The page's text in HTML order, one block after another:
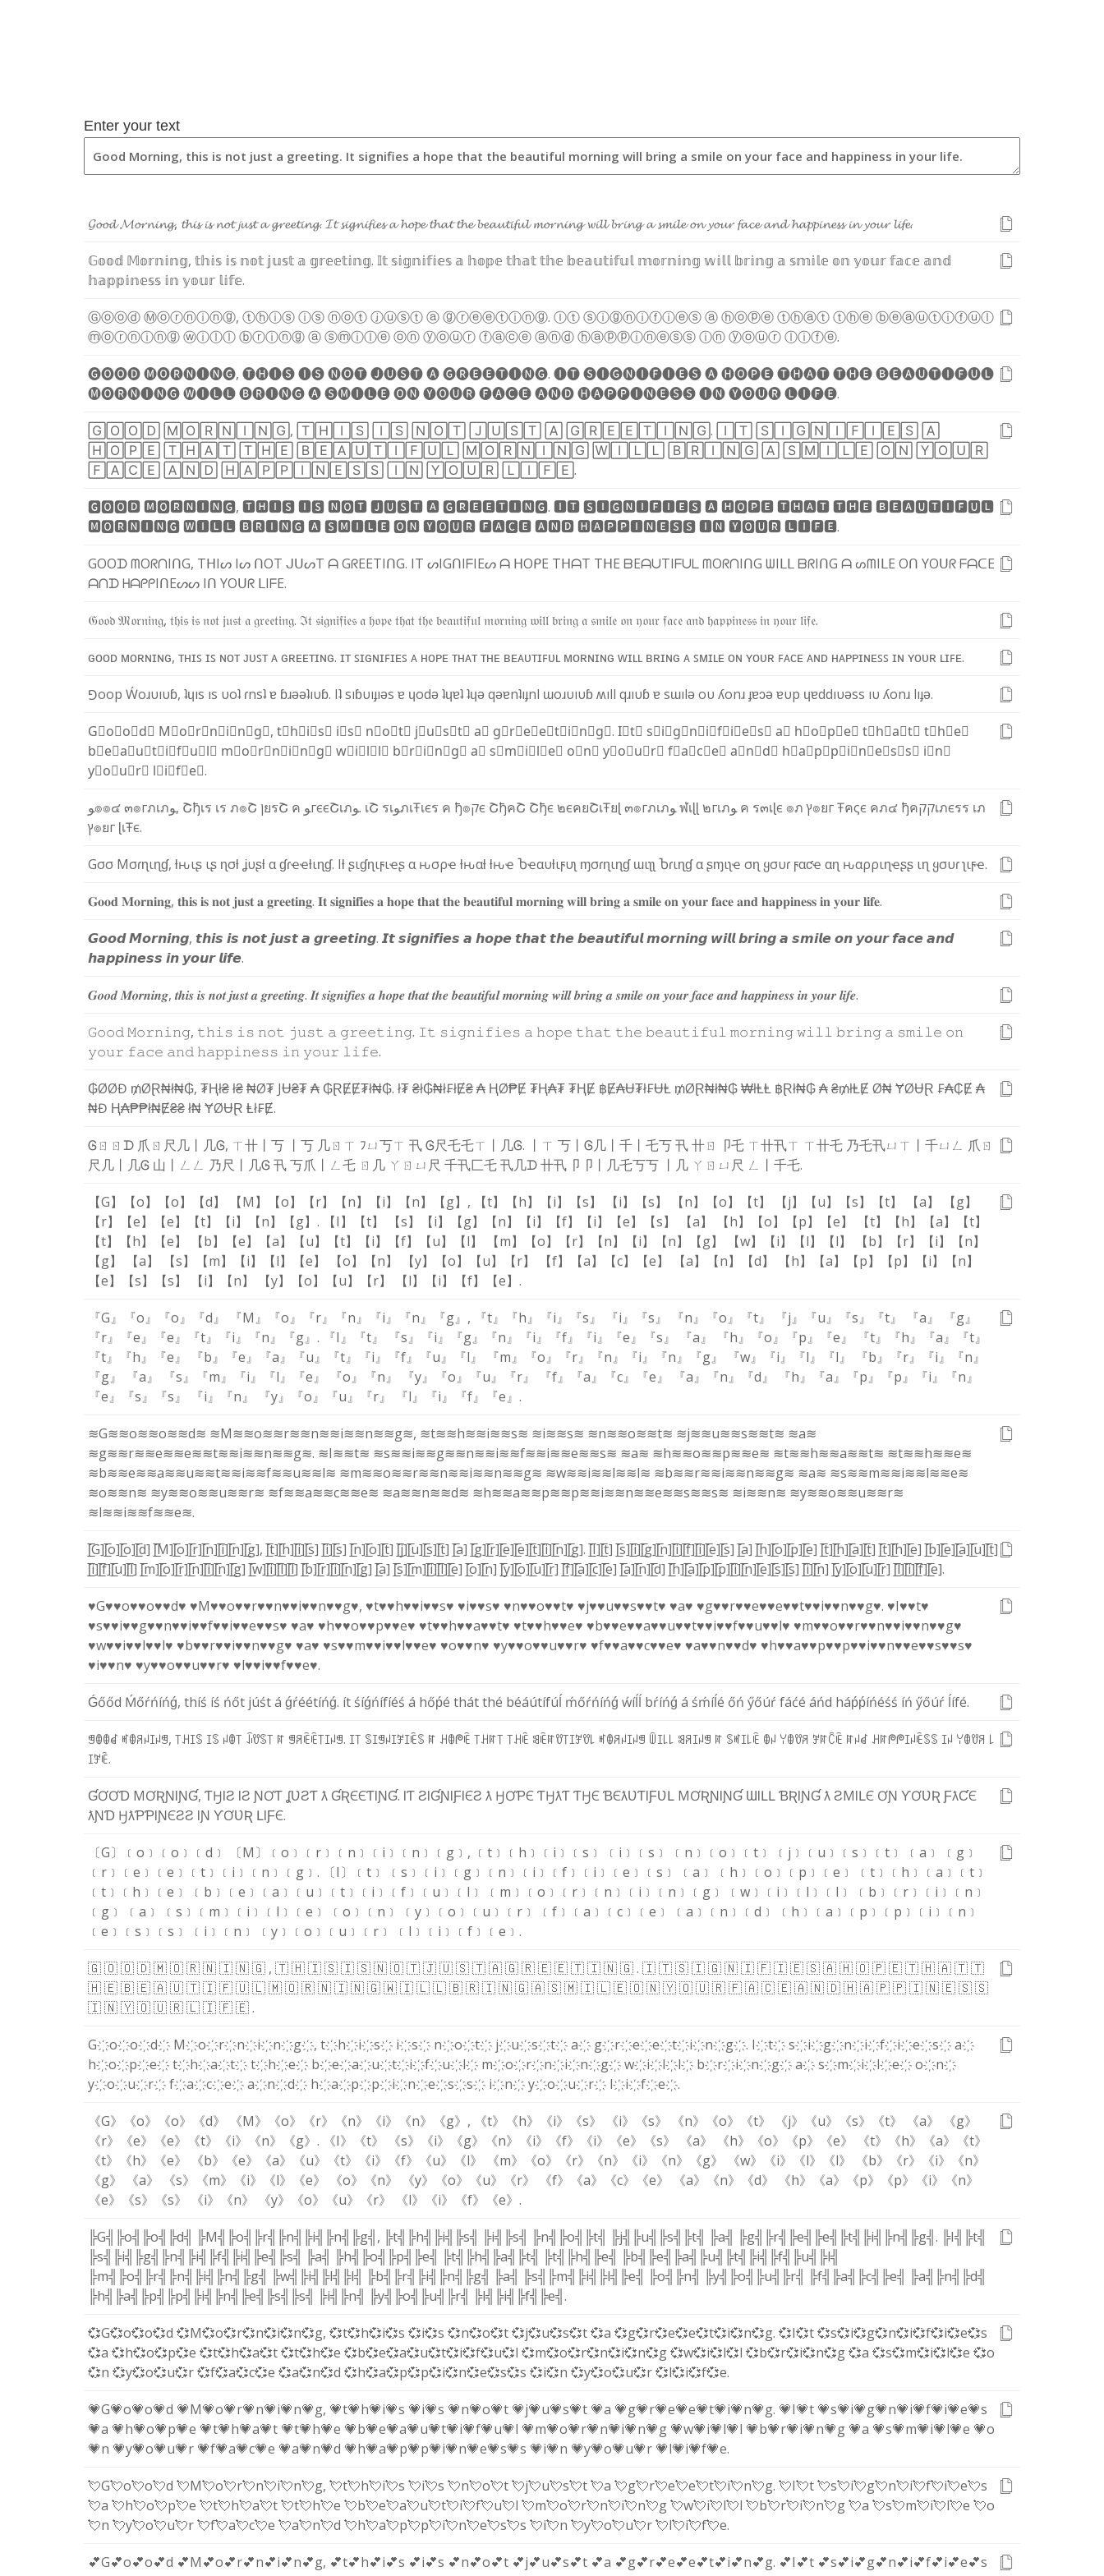
Enter your text
𝓖𝓸𝓸𝓭𝓜𝓸𝓻𝓷𝓲𝓷𝓰, 𝓽𝓱𝓲𝓼 𝓲𝓼 𝓷𝓸𝓽 𝓳𝓾𝓼𝓽 𝓪 𝓰𝓻𝓮𝓮𝓽𝓲𝓷𝓰.𝓘𝓽 𝓼𝓲𝓰𝓷𝓲𝓯𝓲𝓮𝓼 𝓪 𝓱𝓸𝓹𝓮 𝓽𝓱𝓪𝓽 𝓽𝓱𝓮 𝓫𝓮𝓪𝓾𝓽𝓲𝓯𝓾𝓵 𝓶𝓸𝓻𝓷𝓲𝓷𝓰 𝔀𝓲𝓵𝓵 𝓫𝓻𝓲𝓷𝓰 𝓪 𝓼𝓶𝓲𝓵𝓮 𝓸𝓷 𝔂𝓸𝓾𝓻 𝓯𝓪𝓬𝓮 𝓪𝓷𝓭 𝓱𝓪𝓹𝓹𝓲𝓷𝓮𝓼𝓼 𝓲𝓷 𝔂𝓸𝓾𝓻 𝓵𝓲𝓯𝓮.
𝔾𝕠𝕠𝕕 𝕄𝕠𝕣𝕟𝕚𝕟𝕘, 𝕥𝕙𝕚𝕤 𝕚𝕤 𝕟𝕠𝕥 𝕛𝕦𝕤𝕥 𝕒 𝕘𝕣𝕖𝕖𝕥𝕚𝕟𝕘. 𝕀𝕥 𝕤𝕚𝕘𝕟𝕚𝕗𝕚𝕖𝕤 𝕒 𝕙𝕠𝕡𝕖 𝕥𝕙𝕒𝕥𝕥𝕙𝕖 𝕓𝕖𝕒𝕦𝕥𝕚𝕗𝕦𝕝 𝕞𝕠𝕣𝕟𝕚𝕟𝕘 𝕨𝕚𝕝𝕝 𝕓𝕣𝕚𝕟𝕘 𝕒 𝕤𝕞𝕚𝕝𝕖 𝕠𝕟 𝕪𝕠𝕦𝕣𝕗𝕒𝕔𝕖 𝕒𝕟𝕕
𝕙𝕒𝕡𝕡𝕚𝕟𝕖𝕤𝕤 𝕚𝕟 𝕪𝕠𝕦𝕣 𝕝𝕚𝕗𝕖.
ⒼⓞⓞⓓⓂⓞⓡⓝⓘⓝⓖ, ⓣⓗⓘⓢⓘⓢⓝⓞⓣⓙⓤⓢⓣⓐⓖⓡⓔⓔⓣⓘⓝⓖ. Ⓘⓣⓢⓘⓖⓝⓘⓕⓘⓔⓢⓐⓗⓞⓟⓔⓣⓗⓐⓣⓣⓗⓔⓑⓔⓐⓤⓣⓘⓕⓤⓛ
ⓜⓞⓡⓝⓘⓝⓖⓦⓘⓛⓛⓑⓡⓘⓝⓖⓐⓢⓜⓘⓛⓔⓞⓝⓨⓞⓤⓡⓕⓐⓒⓔⓐⓝⓓⓗⓐⓟⓟⓘⓝⓔⓢⓢⓘⓝⓨⓞⓤⓡⓛⓘⓕⓔ.
🅖🅞🅞🅓🅜🅞🅡🅝🅘🅝🅖, 🅣🅗🅘🅢🅘🅢🅝🅞🅣🅙🅤🅢🅣🅐🅖🅡🅔🅔🅣🅘🅝🅖. 🅘🅣🅢🅘🅖🅝🅘🅕🅘🅔🅢🅐🅗🅞🅟🅔🅣🅗🅐🅣🅣🅗🅔🅑🅔🅐🅤🅣🅘🅕🅤🅛
🅜🅞🅡🅝🅘🅝🅖🅦🅘🅛🅛🅑🅡🅘🅝🅖🅐🅢🅜🅘🅛🅔🅞🅝🅨🅞🅤🅡🅕🅐🅒🅔🅐🅝🅓🅗🅐🅟🅟🅘🅝🅔🅢🅢🅘🅝🅨🅞🅤🅡🅛🅘🅕🅔.
🄶 🄾 🄾 🄳 🄼 🄾 🅁 🄽 🄸 🄽 🄶 , 🅃 🄷 🄸 🅂 🄸 🅂 🄽 🄾 🅃 🄹 🅄 🅂 🅃 🄰 🄶 🅁 🄴 🄴 🅃 🄸 🄽 🄶 . 🄸 🅃 🅂 🄸 🄶 🄽 🄸 🄵 🄸 🄴 🅂
🄰
🄷 🄾 🄿 🄴 🅃 🄷 🄰 🅃 🅃 🄷 🄴 🄱 🄴 🄰 🅄 🅃 🄸 🄵 🅄 🄻 🄼 🄾 🅁 🄽 🄸 🄽 🄶 🅆 🄸 🄻 🄻 🄱 🅁 🄸 🄽 🄶 🄰 🅂 🄼 🄸 🄻 🄴 🄾 🄽 🅈 🄾 🅄 🅁
🄵 🄰 🄲 🄴 🄰 🄽 🄳 🄷 🄰 🄿 🄿 🄸 🄽 🄴 🅂 🅂 🄸 🄽 🅈 🄾 🅄 🅁 🄻 🄸 🄵 🄴 .
🅶🅾🅾🅳🅼🅾🆁🅽🅸🅽🅶, 🆃🅷🅸🆂🅸🆂🅽🅾🆃🅹🆄🆂🆃🅰🅶🆁🅴🅴🆃🅸🅽🅶. 🅸🆃🆂🅸🅶🅽🅸🅵🅸🅴🆂🅰🅷🅾🅿🅴🆃🅷🅰🆃🆃🅷🅴🅱🅴🅰🆄🆃🅸🅵🆄🅻
🅼🅾🆁🅽🅸🅽🅶🆆🅸🅻🅻🅱🆁🅸🅽🅶🅰🆂🅼🅸🅻🅴🅾🅽🆈🅾🆄🆁🅵🅰🅲🅴🅰🅽🅳🅷🅰🅿🅿🅸🅽🅴🆂🆂🅸🅽🆈🅾🆄🆁🅻🅸🅵🅴.
GOOᗪᗰOᖇᑎIᑎG, TᕼIᔕ Iᔕ ᑎOT ᒍᑌᔕT ᗩGᖇEETIᑎG. IT ᔕIGᑎIᖴIEᔕᗩ ᕼOᑭE TᕼᗩT TᕼE ᗷEᗩᑌTIᖴᑌᒪᗰOᖇᑎIᑎG ᗯIᒪᒪᗷᖇIᑎG ᗩᔕᗰIᒪE Oᑎ YOᑌᖇᖴᗩᑕE
ᗩᑎᗪᕼᗩᑭᑭIᑎEᔕᔕ Iᑎ YOᑌᖇ ᒪIᖴE.
𝔊𝔬𝔬𝔡𝔐𝔬𝔯𝔫𝔦𝔫𝔤, 𝔱𝔥𝔦𝔰𝔦𝔰𝔫𝔬𝔱𝔧𝔲𝔰𝔱 𝔞𝔤𝔯𝔢𝔢𝔱𝔦𝔫𝔤. ℑ𝔱 𝔰𝔦𝔤𝔫𝔦𝔣𝔦𝔢𝔰 𝔞𝔥𝔬𝔭𝔢𝔱𝔥𝔞𝔱𝔱𝔥𝔢𝔟𝔢𝔞𝔲𝔱𝔦𝔣𝔲𝔩𝔪𝔬𝔯𝔫𝔦𝔫𝔤 𝔴𝔦𝔩𝔩𝔟𝔯𝔦𝔫𝔤 𝔞 𝔰𝔪𝔦𝔩𝔢 𝔬𝔫𝔶𝔬𝔲𝔯𝔣𝔞𝔠𝔢 𝔞𝔫𝔡𝔥𝔞𝔭𝔭𝔦𝔫𝔢𝔰𝔰𝔦𝔫𝔶𝔬𝔲𝔯 𝔩𝔦𝔣𝔢.
ɢᴏᴏᴅ ᴍᴏʀɴɪɴɢ, ᴛʜɪꜱ ɪꜱ ɴᴏᴛᴊᴜꜱᴛᴀɢʀᴇᴇᴛɪɴɢ. ɪᴛꜱɪɢɴɪꜰɪᴇꜱ ᴀ ʜᴏᴘᴇᴛʜᴀᴛᴛʜᴇ ʙᴇᴀᴜᴛɪꜰᴜʟ ᴍᴏʀɴɪɴɢ ᴡɪʟʟ ʙʀɪɴɢ ᴀꜱᴍɪʟᴇᴏɴ ʏᴏᴜʀ ꜰᴀᴄᴇᴀɴᴅ ʜᴀᴘᴘɪɴᴇꜱꜱ ɪɴ ʏᴏᴜʀ ʟɪꜰᴇ.
⅁oop Ẃoɹυıυɓ, ʇɥıs ıs υoʇ ɾnsʇɐ ɓɹǝǝʇıυɓ. Iʇsıɓυıɟıǝs ɐ ɥodǝʇɥɐʇʇɥǝqǝɐnʇıɟnl ɯoɹυıυɓʍıll qɹıυɓɐsɯılǝoυ ʎonɹɟɐɔǝɐυp ɥɐddıυǝss ıυ ʎonɹ lıɟǝ.
G⃣o⃣o⃣d⃣ M⃣o⃣r⃣n⃣i⃣n⃣g⃣, t⃣h⃣i⃣s⃣ i⃣s⃣ n⃣o⃣t⃣ j⃣u⃣s⃣t⃣ a⃣ g⃣r⃣e⃣e⃣t⃣i⃣n⃣g⃣. I⃣t⃣ s⃣i⃣g⃣n⃣i⃣f⃣i⃣e⃣s⃣ a⃣ h⃣o⃣p⃣e⃣ t⃣h⃣a⃣t⃣ t⃣h⃣e⃣
b⃣e⃣a⃣u⃣t⃣i⃣f⃣u⃣l⃣ m⃣o⃣r⃣n⃣i⃣n⃣g⃣ w⃣i⃣l⃣l⃣ b⃣r⃣i⃣n⃣g⃣ a⃣ s⃣m⃣i⃣l⃣e⃣ o⃣n⃣ y⃣o⃣u⃣r⃣ f⃣a⃣c⃣e⃣ a⃣n⃣d⃣ h⃣a⃣p⃣p⃣i⃣n⃣e⃣s⃣s⃣ i⃣n⃣
y⃣o⃣u⃣r⃣ l⃣i⃣f⃣e⃣.
ﻮ๏๏๔๓๏гภเภﻮ, Շђเร เร ภ๏Շ ןยรՇ ค ﻮгєєՇเภﻮ. เՇ รเﻮภเŦเєร ค ђ๏קє ՇђคՇ Շђє ๒єคยՇเŦยɭ ๓๏гภเภﻮฬเɭɭ ๒гเภﻮ ค ร๓เɭє ๏ภ ץ๏ยгŦคςє คภ๔ ђค קק เภєรร เภ
ץ๏ยг ɭเŦє.
Gσσ Mσɾɳιɳɠ, ƚԋιʂ ιʂ ɳσƚʝυʂƚαɠɾҽҽƚιɳɠ. Iƚʂιɠɳιϝιҽʂα ԋσρҽ ƚԋαƚƚԋҽ Ⴆҽαυƚιϝυʅ ɱσɾɳιɳɠ ɯιʅʅ Ⴆɾιɳɠαʂɱιʅҽ σɳ ყσυɾ ϝαƈҽ αɳ ԋαρριɳҽʂʂ ιɳ ყσυɾʅιϝҽ.
𝐆𝐨𝐨𝐝𝐌𝐨𝐫𝐧𝐢𝐧𝐠, 𝐭𝐡𝐢𝐬𝐢𝐬𝐧𝐨𝐭 𝐣𝐮𝐬𝐭𝐚𝐠𝐫𝐞𝐞𝐭𝐢𝐧𝐠. 𝐈𝐭𝐬𝐢𝐠𝐧𝐢𝐟𝐢𝐞𝐬𝐚𝐡𝐨𝐩𝐞𝐭𝐡𝐚𝐭𝐭𝐡𝐞𝐛𝐞𝐚𝐮𝐭𝐢𝐟𝐮𝐥𝐦𝐨𝐫𝐧𝐢𝐧𝐠𝐰𝐢𝐥𝐥𝐛𝐫𝐢𝐧𝐠𝐚𝐬𝐦𝐢𝐥𝐞𝐨𝐧𝐲𝐨𝐮𝐫𝐟𝐚𝐜𝐞𝐚𝐧𝐝𝐡𝐚𝐩𝐩𝐢𝐧𝐞𝐬𝐬𝐢𝐧𝐲𝐨𝐮𝐫𝐥𝐢𝐟𝐞.
𝙂𝙤𝙤𝙙𝙈𝙤𝙧𝙣𝙞𝙣𝙜, 𝙩𝙝𝙞𝙨 𝙞𝙨 𝙣𝙤𝙩𝙟𝙪𝙨𝙩𝙖 𝙜𝙧𝙚𝙚𝙩𝙞𝙣𝙜. 𝙄𝙩𝙨𝙞𝙜𝙣𝙞𝙛𝙞𝙚𝙨 𝙖 𝙝𝙤𝙥𝙚𝙩𝙝𝙖𝙩𝙩𝙝𝙚𝙗𝙚𝙖𝙪𝙩𝙞𝙛𝙪𝙡𝙢𝙤𝙧𝙣𝙞𝙣𝙜 𝙬𝙞𝙡𝙡𝙗𝙧𝙞𝙣𝙜𝙖 𝙨𝙢𝙞𝙡𝙚𝙤𝙣 𝙮𝙤𝙪𝙧 𝙛𝙖𝙘𝙚𝙖𝙣𝙙
𝙝𝙖𝙥𝙥𝙞𝙣𝙚𝙨𝙨 𝙞𝙣 𝙮𝙤𝙪𝙧 𝙡𝙞𝙛𝙚.
𝑮𝒐𝒐𝒅𝑴𝒐𝒓𝒏𝒊𝒏𝒈, 𝒕𝒉𝒊𝒔𝒊𝒔𝒏𝒐𝒕𝒋𝒖𝒔𝒕𝒂 𝒈𝒓𝒆𝒆𝒕𝒊𝒏𝒈. 𝑰𝒕𝒔𝒊𝒈𝒏𝒊𝒇𝒊𝒆𝒔𝒂 𝒉𝒐𝒑𝒆𝒕𝒉𝒂𝒕𝒕𝒉𝒆𝒃𝒆𝒂𝒖𝒕𝒊𝒇𝒖𝒍𝒎𝒐𝒓𝒏𝒊𝒏𝒈𝒘𝒊𝒍𝒍𝒃𝒓𝒊𝒏𝒈𝒂 𝒔𝒎𝒊𝒍𝒆𝒐𝒏 𝒚𝒐𝒖𝒓𝒇𝒂𝒄𝒆𝒂𝒏𝒅𝒉𝒂𝒑𝒑𝒊𝒏𝒆𝒔𝒔𝒊𝒏 𝒚𝒐𝒖𝒓𝒍𝒊𝒇𝒆.
𝙶𝚘𝚘𝚍𝙼𝚘𝚛𝚗𝚒𝚗𝚐, 𝚝𝚑𝚒𝚜 𝚒𝚜 𝚗𝚘𝚝 𝚓𝚞𝚜𝚝 𝚊 𝚐𝚛𝚎𝚎𝚝𝚒𝚗𝚐. 𝙸𝚝 𝚜𝚒𝚐𝚗𝚒𝚏𝚒𝚎𝚜 𝚊 𝚑𝚘𝚙𝚎 𝚝𝚑𝚊𝚝 𝚝𝚑𝚎 𝚋𝚎𝚊𝚞𝚝𝚒𝚏𝚞𝚕 𝚖𝚘𝚛𝚗𝚒𝚗𝚐𝚠𝚒𝚕𝚕 𝚋𝚛𝚒𝚗𝚐 𝚊 𝚜𝚖𝚒𝚕𝚎 𝚘𝚗
𝚢𝚘𝚞𝚛 𝚏𝚊𝚌𝚎 𝚊𝚗𝚍 𝚑𝚊𝚙𝚙𝚒𝚗𝚎𝚜𝚜 𝚒𝚗 𝚢𝚘𝚞𝚛 𝚕𝚒𝚏𝚎.
₲ØØĐ ₥ØⱤ₦ł₦₲, ₮Ⱨł₴ł₴₦Ø₮ JɄ₴₮₳₲ⱤɆɆ₮ł₦₲. ł₮₴ł₲₦ł₣łɆ₴₳ ⱧØ₱Ɇ ₮Ⱨ₳₮₮ⱧɆ ฿Ɇ₳Ʉ₮ł₣ɄⱠ ₥ØⱤ₦ł₦₲₩łⱠⱠ ฿Ɽł₦₲₳₴₥łⱠɆ Ø₦ɎØɄⱤ ₣₳₵Ɇ ₳
₦Đ Ⱨ₳₱₱ł₦Ɇ₴₴ł₦ɎØɄⱤ Ⱡł₣Ɇ.
Ꮆㄖ ㄖ ᗪ 爪ㄖ 尺 几 丨 几Ꮆ, ㄒ卄 丨 丂 丨 丂 几ㄖ ㄒ ﾌㄩ丂ㄒ 卂Ꮆ尺乇乇ㄒ 丨 几Ꮆ. 丨 ㄒ 丂 丨 Ꮆ几 丨 千 丨 乇丂卂卄ㄖ 卩乇 ㄒ卄卂ㄒ ㄒ卄乇 乃乇卂ㄩ ㄒ 丨 千ㄩ ㄥ 爪ㄖ
尺 几 丨 几Ꮆ 山 丨 ㄥ ㄥ 乃尺 丨 几Ꮆ卂丂爪 丨 ㄥ乇 ㄖ 几 ㄚ ㄖ ㄩ 尺 千卂匚乇卂几ᗪ卄卂 卩 卩 丨 几乇丂丂 丨 几 ㄚ ㄖ ㄩ 尺 ㄥ 丨 千乇.
【G】 【o】 【o】 【d】 【M】 【o】 【r】 【n】 【i】 【n】 【g】 , 【t】 【h】 【i】 【s】 【i】 【s】 【n】 【o】 【t】 【j】 【u】 【s】 【t】 【a】
【g】
【r】
【e】 【e】 【t】 【i】 【n】 【g】 . 【I】 【t】 【s】 【i】 【g】 【n】 【i】 【f】 【i】 【e】 【s】 【a】 【h】 【o】 【p】 【e】 【t】 【h】 【a】
【t】
【t】
【h】 【e】 【b】 【e】 【a】 【u】 【t】 【i】 【f】 【u】 【l】 【m】 【o】 【r】 【n】 【i】 【n】 【g】 【w】 【i】 【l】 【l】 【b】 【r】 【i】
【n】
【g】
【a】 【s】 【m】 【i】 【l】 【e】 【o】 【n】 【y】 【o】 【u】 【r】 【f】 【a】 【c】 【e】 【a】 【n】 【d】 【h】 【a】 【p】 【p】 【i】
【n】
【e】
【s】 【s】 【i】 【n】 【y】 【o】 【u】 【r】 【l】 【i】 【f】 【e】 .
『G』 『o』 『o』 『d』 『M』 『o』 『r』 『n』 『i』 『n』 『g』 , 『t』 『h』 『i』 『s』 『i』 『s』 『n』 『o』 『t』 『j』 『u』 『s』 『t』 『a』
『g』
『r』
『e』 『e』 『t』 『i』 『n』 『g』 . 『I』 『t』 『s』 『i』 『g』 『n』 『i』 『f』 『i』 『e』 『s』 『a』 『h』 『o』 『p』 『e』 『t』 『h』 『a』
『t』
『t』
『h』 『e』 『b』 『e』 『a』 『u』 『t』 『i』 『f』 『u』 『l』 『m』 『o』 『r』 『n』 『i』 『n』 『g』 『w』 『i』 『l』 『l』 『b』 『r』 『i』
『n』
『g』
『a』 『s』 『m』 『i』 『l』 『e』 『o』 『n』 『y』 『o』 『u』 『r』 『f』 『a』 『c』 『e』 『a』 『n』 『d』 『h』 『a』 『p』 『p』 『i』
『n』
『e』
『s』 『s』 『i』 『n』 『y』 『o』 『u』 『r』 『l』 『i』 『f』 『e』 .
≋G≋≋o≋≋o≋≋d≋ ≋M≋≋o≋≋r≋≋n≋≋i≋≋n≋≋g≋, ≋t≋≋h≋≋i≋≋s≋ ≋i≋≋s≋ ≋n≋≋o≋≋t≋ ≋j≋≋u≋≋s≋≋t≋ ≋a≋
≋g≋≋r≋≋e≋≋e≋≋t≋≋i≋≋n≋≋g≋. ≋I≋≋t≋ ≋s≋≋i≋≋g≋≋n≋≋i≋≋f≋≋i≋≋e≋≋s≋ ≋a≋ ≋h≋≋o≋≋p≋≋e≋ ≋t≋≋h≋≋a≋≋t≋ ≋t≋≋h≋≋e≋
≋b≋≋e≋≋a≋≋u≋≋t≋≋i≋≋f≋≋u≋≋l≋ ≋m≋≋o≋≋r≋≋n≋≋i≋≋n≋≋g≋ ≋w≋≋i≋≋l≋≋l≋ ≋b≋≋r≋≋i≋≋n≋≋g≋ ≋a≋ ≋s≋≋m≋≋i≋≋l≋≋e≋
≋o≋≋n≋ ≋y≋≋o≋≋u≋≋r≋ ≋f≋≋a≋≋c≋≋e≋ ≋a≋≋n≋≋d≋ ≋h≋≋a≋≋p≋≋p≋≋i≋≋n≋≋e≋≋s≋≋s≋ ≋i≋≋n≋ ≋y≋≋o≋≋u≋≋r≋
≋l≋≋i≋≋f≋≋e≋.
[̲̅G][̲̅o][̲̅o][̲̅d] [̲̅M][̲̅o][̲̅r][̲̅n][̲̅i][̲̅n][̲̅g], [̲̅t][̲̅h][̲̅i][̲̅s] [̲̅i][̲̅s] [̲̅n][̲̅o][̲̅t] [̲̅j][̲̅u][̲̅s][̲̅t] [̲̅a] [̲̅g][̲̅r][̲̅e][̲̅e][̲̅t][̲̅i][̲̅n][̲̅g]. [̲̅I][̲̅t] [̲̅s][̲̅i][̲̅g][̲̅n][̲̅i][̲̅f][̲̅i][̲̅e][̲̅s] [̲̅a] [̲̅h][̲̅o][̲̅p][̲̅e] [̲̅t][̲̅h][̲̅a][̲̅t] [̲̅t][̲̅h][̲̅e] [̲̅b][̲̅e][̲̅a][̲̅u][̲̅t]
[̲̅i][̲̅f][̲̅u][̲̅l] [̲̅m][̲̅o][̲̅r][̲̅n][̲̅i][̲̅n][̲̅g] [̲̅w][̲̅i][̲̅l][̲̅l] [̲̅b][̲̅r][̲̅i][̲̅n][̲̅g] [̲̅a] [̲̅s][̲̅m][̲̅i][̲̅l][̲̅e] [̲̅o][̲̅n] [̲̅y][̲̅o][̲̅u][̲̅r] [̲̅f][̲̅a][̲̅c][̲̅e] [̲̅a][̲̅n][̲̅d] [̲̅h][̲̅a][̲̅p][̲̅p][̲̅i][̲̅n][̲̅e][̲̅s][̲̅s] [̲̅i][̲̅n] [̲̅y][̲̅o][̲̅u][̲̅r] [̲̅l][̲̅i][̲̅f][̲̅e].
♥G♥♥o♥♥o♥♥d♥ ♥M♥♥o♥♥r♥♥n♥♥i♥♥n♥♥g♥, ♥t♥♥h♥♥i♥♥s♥ ♥i♥♥s♥ ♥n♥♥o♥♥t♥ ♥j♥♥u♥♥s♥♥t♥ ♥a♥ ♥g♥♥r♥♥e♥♥e♥♥t♥♥i♥♥n♥♥g♥. ♥I♥♥t♥
♥s♥♥i♥♥g♥♥n♥♥i♥♥f♥♥i♥♥e♥♥s♥ ♥a♥ ♥h♥♥o♥♥p♥♥e♥ ♥t♥♥h♥♥a♥♥t♥ ♥t♥♥h♥♥e♥ ♥b♥♥e♥♥a♥♥u♥♥t♥♥i♥♥f♥♥u♥♥l♥ ♥m♥♥o♥♥r♥♥n♥♥i♥♥n♥♥g♥
♥w♥♥i♥♥l♥♥l♥ ♥b♥♥r♥♥i♥♥n♥♥g♥ ♥a♥ ♥s♥♥m♥♥i♥♥l♥♥e♥ ♥o♥♥n♥ ♥y♥♥o♥♥u♥♥r♥ ♥f♥♥a♥♥c♥♥e♥ ♥a♥♥n♥♥d♥ ♥h♥♥a♥♥p♥♥p♥♥i♥♥n♥♥e♥♥s♥♥s♥
♥i♥♥n♥ ♥y♥♥o♥♥u♥♥r♥ ♥l♥♥i♥♥f♥♥e♥.
Ǵőőd Ḿőŕńíńǵ, thíś íś ńőt júśtá ǵŕéétíńǵ. ít śíǵńífíéś á hőṕé thátthé béáútífúĺ ḿőŕńíńǵ ẃíĺĺ bŕíńǵ á śḿíĺé őń ӳőúŕfáćé áńd háṕṕíńéśś íń ӳőúŕ ĺífé.
ꁅꂦꂦꀸ ꎭꂦꋪꈤꀤꈤꁅ, ꓄ꃅꀤꌗ ꀤꌗ ꈤꂦ꓄ ꀭꀎꌗ꓄ ꍏ ꁅꋪꍟꍟ꓄ꀤꈤꁅ. ꀤ꓄ ꌗꀤꁅꈤꀤꎇꀤꍟꌗ ꍏ ꃅꂦᖘꍟ ꓄ꃅꍏ꓄ ꓄ꃅꍟ ꌃꍟꍏꀎ꓄ꀤꎇꀎ꒒ ꎭꂦꋪꈤꀤꈤꁅ ꅏꀤ꒒꒒ ꌃꋪꀤꈤꁅ ꍏ ꌗꎭꀤ꒒ꍟ ꂦꈤ ꌩꂦꀎꋪ ꎇꍏꉓꍟ ꍏꈤꀸ ꃅꍏᖘᖘꀤꈤꍟꌗꌗ ꀤꈤ ꌩꂦꀎꋪ ꒒
ꀤꎇꍟ.
ƓƠƠƊ MƠƦƝƖƝƓ, ƬӇƖƧ ƖƧ ƝƠƬʆƲƧƬƛƓƦЄЄƬƖƝƓ. ƖƬƧƖƓƝƖƑƖЄƧ ƛ ӇƠƤЄƬӇƛƬƬӇЄƁЄƛƲƬƖƑƲԼ MƠƦƝƖƝƓ ƜƖԼԼƁƦƖƝƓƛƧMƖԼЄ ƠƝ ƳƠƲƦ ƑƛƇЄ
ƛƝƊ ӇƛƤƤƖƝЄƧƧ ƖƝ ƳƠƲƦ ԼƖƑЄ.
〔G〕 ﹝o﹞ ﹝o﹞ ﹝d﹞ 〔M〕 ﹝o﹞ ﹝r﹞ ﹝n﹞ ﹝i﹞ ﹝n﹞ ﹝g﹞ , ﹝t﹞ ﹝h﹞ ﹝i﹞ ﹝s﹞ ﹝i﹞ ﹝s﹞ ﹝n﹞ ﹝o﹞ ﹝t﹞ ﹝j﹞ ﹝u﹞ ﹝s﹞ ﹝t﹞ ﹝a﹞
﹝g﹞
﹝r﹞ ﹝e﹞ ﹝e﹞ ﹝t﹞ ﹝i﹞ ﹝n﹞ ﹝g﹞ . 〔I〕 ﹝t﹞ ﹝s﹞ ﹝i﹞ ﹝g﹞ ﹝n﹞ ﹝i﹞ ﹝f﹞ ﹝i﹞ ﹝e﹞ ﹝s﹞ ﹝a﹞ ﹝h﹞ ﹝o﹞ ﹝p﹞ ﹝e﹞ ﹝t﹞ ﹝h﹞ ﹝a﹞ ﹝t﹞
﹝t﹞ ﹝h﹞ ﹝e﹞ ﹝b﹞ ﹝e﹞ ﹝a﹞ ﹝u﹞ ﹝t﹞ ﹝i﹞ ﹝f﹞ ﹝u﹞ ﹝l﹞ ﹝m﹞ ﹝o﹞ ﹝r﹞ ﹝n﹞ ﹝i﹞ ﹝n﹞ ﹝g﹞ ﹝w﹞ ﹝i﹞ ﹝l﹞ ﹝l﹞ ﹝b﹞ ﹝r﹞ ﹝i﹞ ﹝n﹞
﹝g﹞
﹝a﹞ ﹝s﹞ ﹝m﹞ ﹝i﹞ ﹝l﹞ ﹝e﹞ ﹝o﹞ ﹝n﹞ ﹝y﹞ ﹝o﹞ ﹝u﹞ ﹝r﹞ ﹝f﹞ ﹝a﹞ ﹝c﹞ ﹝e﹞ ﹝a﹞ ﹝n﹞ ﹝d﹞ ﹝h﹞ ﹝a﹞ ﹝p﹞ ﹝p﹞ ﹝i﹞ ﹝n﹞
﹝e﹞ ﹝s﹞ ﹝s﹞ ﹝i﹞ ﹝n﹞ ﹝y﹞ ﹝o﹞ ﹝u﹞ ﹝r﹞ ﹝l﹞ ﹝i﹞ ﹝f﹞ ﹝e﹞ .
🇬🇴🇴🇩🇲🇴🇷🇳🇮🇳🇬 , 🇹🇭🇮🇸🇮🇸🇳🇴🇹🇯🇺🇸🇹🇦🇬🇷🇪🇪🇹🇮🇳🇬. 🇮🇹🇸🇮🇬🇳🇮🇫🇮🇪🇸🇦🇭🇴🇵🇪🇹🇭🇦🇹🇹
🇭🇪🇧🇪🇦🇺🇹🇮🇫🇺🇱🇲🇴🇷🇳🇮🇳🇬🇼🇮🇱🇱🇧🇷🇮🇳🇬🇦🇸🇲🇮🇱🇪🇴🇳🇾🇴🇺🇷🇫🇦🇨🇪🇦🇳🇩🇭🇦🇵🇵🇮🇳🇪🇸🇸
🇮🇳🇾🇴🇺🇷🇱🇮🇫🇪.
G҉o҉o҉d҉ M҉o҉r҉n҉i҉n҉g҉, t҉h҉i҉s҉ i҉s҉ n҉o҉t҉ j҉u҉s҉t҉a҉ g҉r҉e҉e҉t҉i҉n҉g҉. I҉t҉s҉i҉g҉n҉i҉f҉i҉e҉s҉a҉
h҉o҉p҉e҉t҉h҉a҉t҉t҉h҉e҉ b҉e҉a҉u҉t҉i҉f҉u҉l҉ m҉o҉r҉n҉i҉n҉g҉w҉i҉l҉l҉ b҉r҉i҉n҉g҉a҉s҉m҉i҉l҉e҉o҉n҉
y҉o҉u҉r҉f҉a҉c҉e҉a҉n҉d҉ h҉a҉p҉p҉i҉n҉e҉s҉s҉ i҉n҉y҉o҉u҉r҉ l҉i҉f҉e҉.
《G》 《o》 《o》 《d》 《M》 《o》 《r》 《n》 《i》 《n》 《g》 , 《t》 《h》 《i》 《s》 《i》 《s》 《n》 《o》 《t》 《j》 《u》 《s》 《t》 《a》
《g》
《r》
《e》 《e》 《t》 《i》 《n》 《g》 . 《I》 《t》 《s》 《i》 《g》 《n》 《i》 《f》 《i》 《e》 《s》 《a》 《h》 《o》 《p》 《e》 《t》 《h》 《a》
《t》
《t》
《h》 《e》 《b》 《e》 《a》 《u》 《t》 《i》 《f》 《u》 《l》 《m》 《o》 《r》 《n》 《i》 《n》 《g》 《w》 《i》 《l》 《l》 《b》 《r》 《i》
《n》
《g》
《a》 《s》 《m》 《i》 《l》 《e》 《o》 《n》 《y》 《o》 《u》 《r》 《f》 《a》 《c》 《e》 《a》 《n》 《d》 《h》 《a》 《p》 《p》 《i》
《n》
《e》
《s》 《s》 《i》 《n》 《y》 《o》 《u》 《r》 《l》 《i》 《f》 《e》 .
╠G╣ ╠o╣ ╠o╣ ╠d╣ ╠M╣ ╠o╣ ╠r╣ ╠n╣ ╠i╣ ╠n╣ ╠g╣ , ╠t╣ ╠h╣ ╠i╣ ╠s╣ ╠i╣ ╠s╣ ╠n╣ ╠o╣ ╠t╣ ╠j╣ ╠u╣ ╠s╣ ╠t╣ ╠a╣ ╠g╣ ╠r╣ ╠e╣ ╠e╣ ╠t╣ ╠i╣ ╠n╣ ╠g╣ . ╠I╣ ╠t╣
╠s╣ ╠i╣ ╠g╣ ╠n╣ ╠i╣ ╠f╣ ╠i╣ ╠e╣ ╠s╣ ╠a╣ ╠h╣ ╠o╣ ╠p╣ ╠e╣ ╠t╣ ╠h╣ ╠a╣ ╠t╣ ╠t╣ ╠h╣ ╠e╣ ╠b╣ ╠e╣ ╠a╣ ╠u╣ ╠t╣ ╠i╣ ╠f╣ ╠u╣ ╠l╣
╠m╣ ╠o╣ ╠r╣ ╠n╣ ╠i╣ ╠n╣ ╠g╣ ╠w╣ ╠i╣ ╠l╣ ╠l╣ ╠b╣ ╠r╣ ╠i╣ ╠n╣ ╠g╣ ╠a╣ ╠s╣ ╠m╣ ╠i╣ ╠l╣ ╠e╣ ╠o╣ ╠n╣ ╠y╣ ╠o╣ ╠u╣ ╠r╣ ╠f╣ ╠a╣ ╠c╣ ╠e╣ ╠a╣ ╠n╣ ╠d╣
╠h╣ ╠a╣ ╠p╣ ╠p╣ ╠i╣ ╠n╣ ╠e╣ ╠s╣ ╠s╣ ╠i╣ ╠n╣ ╠y╣ ╠o╣ ╠u╣ ╠r╣ ╠l╣ ╠i╣ ╠f╣ ╠e╣ .
💞G💞o💞o💞d 💞M💞o💞r💞n💞i💞n💞g, 💞t💞h💞i💞s 💞i💞s 💞n💞o💞t💞j💞u💞s💞t💞a 💞g💞r💞e💞e💞t💞i💞n💞g. 💞I💞t💞s💞i💞g💞n💞i💞f💞i💞e💞s
💞a 💞h💞o💞p💞e 💞t💞h💞a💞t💞t💞h💞e 💞b💞e💞a💞u💞t💞i💞f💞u💞l 💞m💞o💞r💞n💞i💞n💞g💞w💞i💞l💞l 💞b💞r💞i💞n💞g💞a 💞s💞m💞i💞l💞e 💞o
💞n 💞y💞o💞u💞r💞f💞a💞c💞e 💞a💞n💞d 💞h💞a💞p💞p💞i💞n💞e💞s💞s 💞i💞n 💞y💞o💞u💞r💞l💞i💞f💞e.
💗G💗o💗o💗d 💗M💗o💗r💗n💗i💗n💗g, 💗t💗h💗i💗s 💗i💗s 💗n💗o💗t 💗j💗u💗s💗t 💗a 💗g💗r💗e💗e💗t💗i💗n💗g. 💗I💗t 💗s💗i💗g💗n💗i💗f💗i💗e💗s
💗a 💗h💗o💗p💗e 💗t💗h💗a💗t 💗t💗h💗e 💗b💗e💗a💗u💗t💗i💗f💗u💗l 💗m💗o💗r💗n💗i💗n💗g 💗w💗i💗l💗l 💗b💗r💗i💗n💗g 💗a 💗s💗m💗i💗l💗e 💗o
💗n 💗y💗o💗u💗r 💗f💗a💗c💗e 💗a💗n💗d 💗h💗a💗p💗p💗i💗n💗e💗s💗s 💗i💗n 💗y💗o💗u💗r 💗l💗i💗f💗e.
💘G💘o💘o💘d 💘M💘o💘r💘n💘i💘n💘g, 💘t💘h💘i💘s 💘i💘s 💘n💘o💘t💘j💘u💘s💘t💘a 💘g💘r💘e💘e💘t💘i💘n💘g. 💘I💘t💘s💘i💘g💘n💘i💘f💘i💘e💘s
💘a 💘h💘o💘p💘e 💘t💘h💘a💘t💘t💘h💘e 💘b💘e💘a💘u💘t💘i💘f💘u💘l 💘m💘o💘r💘n💘i💘n💘g💘w💘i💘l💘l 💘b💘r💘i💘n💘g💘a 💘s💘m💘i💘l💘e 💘o
💘n 💘y💘o💘u💘r💘f💘a💘c💘e 💘a💘n💘d 💘h💘a💘p💘p💘i💘n💘e💘s💘s 💘i💘n 💘y💘o💘u💘r💘l💘i💘f💘e.
💕G💕o💕o💕d 💕M💕o💕r💕n💕i💕n💕g, 💕t💕h💕i💕s 💕i💕s 💕n💕o💕t 💕j💕u💕s💕t 💕a 💕g💕r💕e💕e💕t💕i💕n💕g. 💕I💕t 💕s💕i💕g💕n💕i💕f💕i💕e💕s